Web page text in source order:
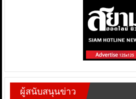
ผู้สนับสนุนข่าว